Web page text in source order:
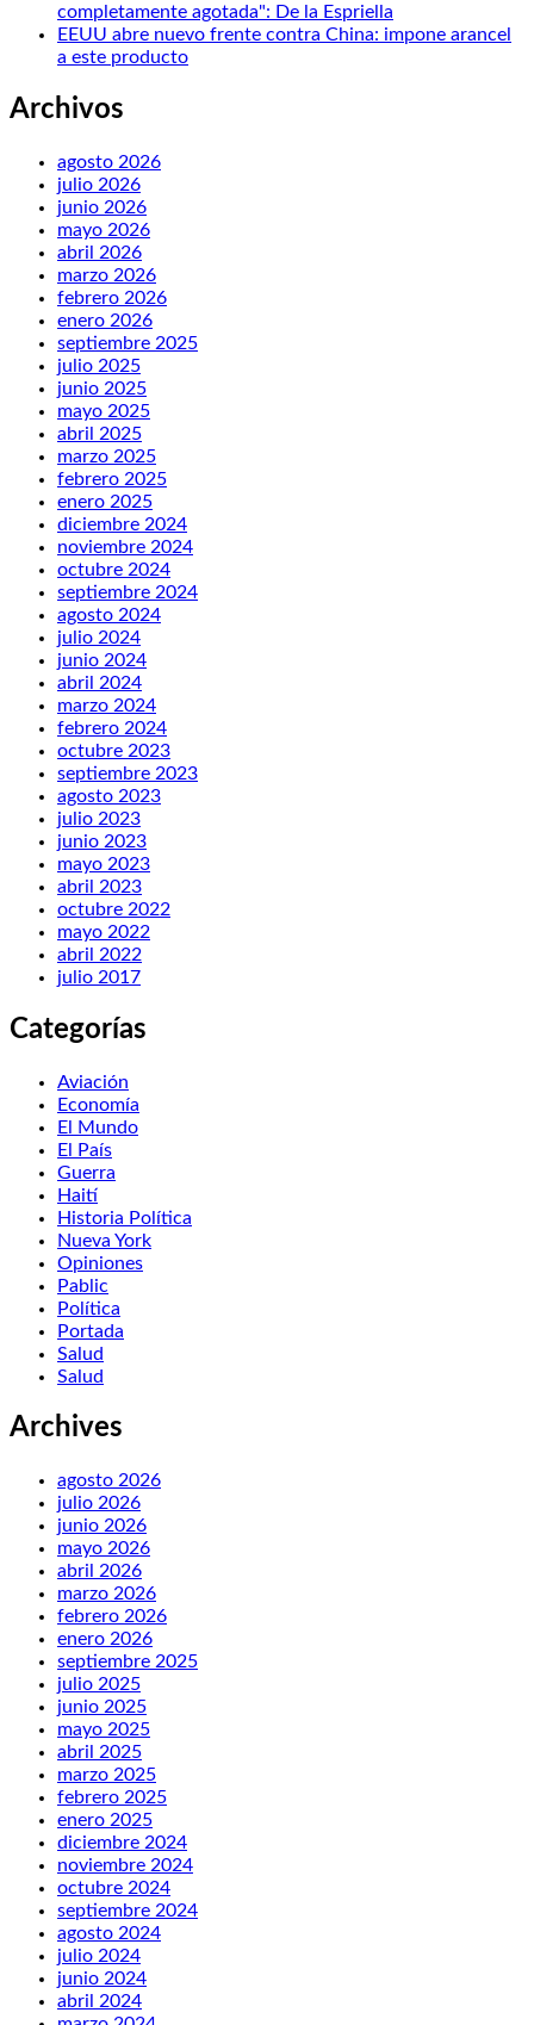
completamente agotada": De la Espriella
EEUU abre nuevo frente contra China: impone arancel
a este producto
Archivos
agosto 2026
julio 2026
junio 2026
mayo 2026
abril 2026
marzo 2026
febrero 2026
enero 2026
septiembre 2025
julio 2025
junio 2025
mayo 2025
abril 2025
marzo 2025
febrero 2025
enero 2025
diciembre 2024
noviembre 2024
octubre 2024
septiembre 2024
agosto 2024
julio 2024
junio 2024
abril 2024
marzo 2024
febrero 2024
octubre 2023
septiembre 2023
agosto 2023
julio 2023
junio 2023
mayo 2023
abril 2023
octubre 2022
mayo 2022
abril 2022
julio 2017
Categorías
Aviación
Economía
El Mundo
El País
Guerra
Haití
Historia Política
Nueva York
Opiniones
Pablic
Política
Portada
Salud
Salud
Archives
agosto 2026
julio 2026
junio 2026
mayo 2026
abril 2026
marzo 2026
febrero 2026
enero 2026
septiembre 2025
julio 2025
junio 2025
mayo 2025
abril 2025
marzo 2025
febrero 2025
enero 2025
diciembre 2024
noviembre 2024
octubre 2024
septiembre 2024
agosto 2024
julio 2024
junio 2024
abril 2024